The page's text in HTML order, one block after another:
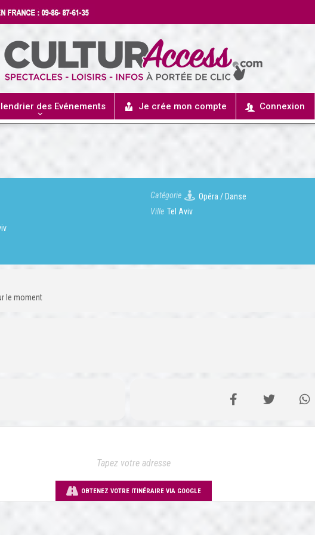
des Evénements Je crée mon compte Connexion
Catégorie
Opéra / Danse
Ville Tel Aviv
le moment
OBTENEZ VOTRE ITINÉRAIRE VIA GOOGLE